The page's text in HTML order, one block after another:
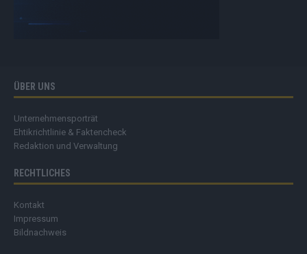
ÜBER UNS
Unternehmensporträt
Ehtikrichtlinie & Faktencheck
Redaktion und Verwaltung
RECHTLICHES
Kontakt
Impressum
Bildnachweis